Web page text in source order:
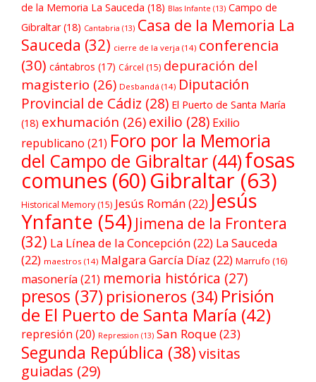
de la Memoria La Sauceda (18) Blas Infante (13) Campo de
Gibraltar(18) Cantabria (13) Casa de la Memoria La
Sauceda (32) cierre de la verja (14) conferencia
(30) cántabros (17) Cárcel (15) depuración del
magisterio (26) Desbandá (14) Diputación
Provincial de Cádiz (28) El Puerto de Santa María
(18) exhumación (26) exilio (28) Exilio
republicano (21) Foro por la Memoria
del Campo de Gibraltar (44)fosas
comunes (60)Gibraltar(63)
Historical Memory (15) Jesús Román(22) Jesús
Ynfante (54) Jimena de la Frontera
(32) La Línea de la Concepción(22) La Sauceda
(22) maestros (14) Malgara García Díaz (22) Marrufo (16)
masonería (21) memoria histórica (27)
presos (37) prisioneros (34) Prisión
de El Puerto de Santa María (42)
represión (20) Repression (13) San Roque(23)
Segunda República (38)visitas
guiadas (29)